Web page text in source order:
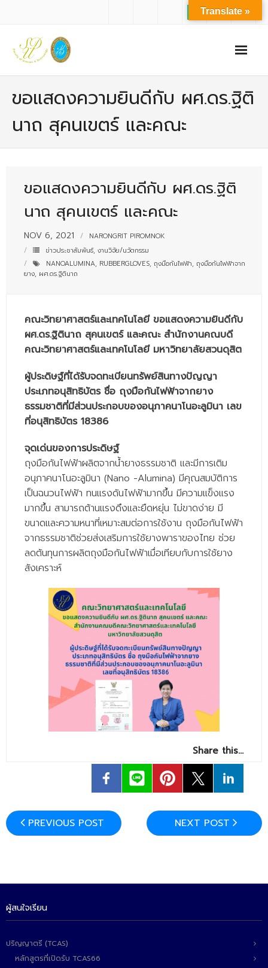
- ปรัชญาการจัดการศึกษา มหาวิทยาลัยสวนดุสิต
- ประวัติความเป็นมาของคณะ
- บุคลากร
- - สำนักงานคณะวิทยาศาสตร์และเทคโนโลยี
- - บุคลากรวิชาการ
- - บุคลากรสนับสนุน
- วิทยาศาสตรบัณฑิต
- - วิทยาการคอมพิวเตอร์
- - วิทยาศาสตร์เครื่องสำอาง
- - อาชีวอนามัยและความปลอดภัย
- - อนามัยสิ่งแวดล้อมและสาธารณภัย
- - วิทยาศาสตร์การแพทย์
- - ความมั่นคงปลอดภัยไซเบอร์
- - อุตสาหกรรมชีวภาพเพื่อธุรกิจ
- - วิทยาศาสตร์ทั่วไป
- เทคโนโลยีบัณฑิต
- - เทคโนโลยีสารสนเทศ
ศูนย์บริการ
- ศูนย์เครื่องมือปฏิบัติการวิทยาศาสตร์
- ศูนย์สิ่งแวดล้อม
- ศูนย์ปัญญาประดิษฐ์เพื่อการศึกษา
สหกิจศึกษา
- ทุน/สมัครงาน/ศึกษาต่อ
- ฐานข้อมูลงานวิจัย
- โครงการบริหารจัดการพื้นที่ 10 ไร่ ด้านหลังโรงสีข้าว
สวนดุสิต จังหวัดปราจีนบุรี
ขอแสดงความยินดีกับ ผศ.ดร.ฐิติ
นาถ สุคนเขตร์ และคณะ
ขอแสดงความยินดีกับ ผศ.ดร.ฐิติ
นาถ สุคนเขตร์ และคณะ
NOV 6, 2021
NARONGRIT PIROMNOK
ข่าวประชาสัมพันธ์, งานวิจัย/นวัตกรรม
NANOALUMINA, RUBBERGLOVES, ถุงมือกันไฟฟ้า, ถุงมือกันไฟฟ้าจาก
ยาง, ผศ.ดร.ฐิตินาถ
คณะวิทยาศาสตร์และเทคโนโลยี ขอแสดงความยินดีกับ
ผศ.ดร.ฐิตินาถ สุคนเขตร์ และคณะ สำนักงานคณบดี
คณะวิทยาศาสตร์และเทคโนโลยี มหาวิทยาลัยสวนดุสิต
ผู้ประดิษฐ์ที่ได้รับจดทะเบียนทรัพย์สินทางปัญญา
ประเภทอนุสิทธิบัตร ชื่อ ถุงมือกันไฟฟ้าจากยาง
ธรรมชาติที่มีส่วนประกอบของอนุภาคนาโนอะลูมินา เลข
ที่อนุสิทธิบัตร 18386
จุดเด่นของการประดิษฐ์
ถุงมือกันไฟฟ้าผลิตจากน้ำยางธรรมชาติ และมีการเติม
อนุภาคนาโนอะลูมินา (Nano -Alumina) มีคุณสมบัติการ
เป็นฉนวนไฟฟ้า ทนแรงดันไฟฟ้ามากขึ้น มีความแข็งแรง
มากขึ้น สามารถต้านแรงดึงและยืดหยุ่น ไม่ขาดง่าย มี
ขนาดและความหนาที่เหมาะสมต่อการใช้งาน ถุงมือกันไฟฟ้า
จากธรรมชาติช่วยส่งเสริมการใช้ยางพาราของไทย ช่วย
ลดต้นทุนการผลิตถุงมือกันไฟฟ้าเมื่อเทียบกับการใช้ยาง
สังเคราะห์
Share this…
PREVIOUS POST NEXT POST
ผู้สนใจเรียน
ปริญญาตรี (TCAS)
หลักสูตรที่เปิดรับ TCAS66
Translate »